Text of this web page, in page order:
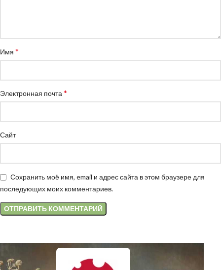
Имя *
Электронная почта *
Сайт
Сохранить моё имя, email и адрес сайта в этом браузере для
последующих моих комментариев.